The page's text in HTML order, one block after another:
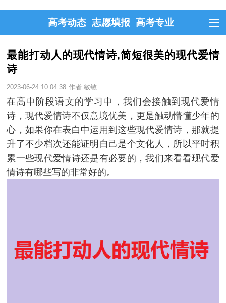
高考动态 志愿填报 高考专业
最能打动人的现代情诗,简短很美的现代爱情
诗
2023-06-24 10:04:38 作者:敏敏
在高中阶段语文的学习中，我们会接触到现代爱情
诗，现代爱情诗不仅意境优美，更是触动懵懂少年的
心，如果你在表白中运用到这些现代爱情诗，那就提
升了不少档次还能证明自己是个文化人，所以平时积
累一些现代爱情诗还是有必要的，我们来看看现代爱
情诗有哪些写的非常好的。